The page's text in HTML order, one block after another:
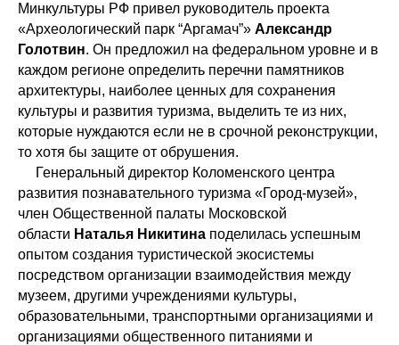
Минкультуры РФ привел руководитель проекта
«Археологический парк “Аргамач”» Александр
Голотвин. Он предложил на федеральном уровне и в
каждом регионе определить перечни памятников
архитектуры, наиболее ценных для сохранения
культуры и развития туризма, выделить те из них,
которые нуждаются если не в срочной реконструкции,
то хотя бы защите от обрушения.
Генеральный директор Коломенского центра
развития познавательного туризма «Город-музей»,
член Общественной палаты Московской
области Наталья Никитина поделилась успешным
опытом создания туристической экосистемы
посредством организации взаимодействия между
музеем, другими учреждениями культуры,
образовательными, транспортными организациями и
организациями общественного питаниями и